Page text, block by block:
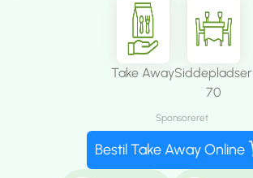
Take AwaySiddepladser
70
Sponsoreret
Bestil Take Away Online